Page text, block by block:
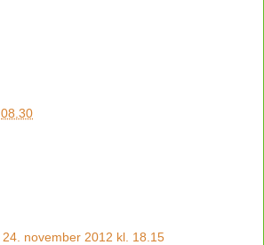
08.30
24. november 2012 kl. 18.15